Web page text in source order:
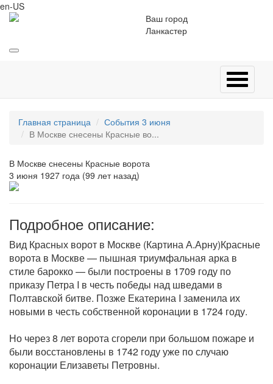
en-US
Ваш город
Ланкастер
Главная страница
События 3 июня
В Москве снесены Красные во...
В Москве снесены Красные ворота
3 июня 1927 года (99 лет назад)
Подробное описание:
Вид Красных ворот в Москве (Картина А.Арну)Красные
ворота в Москве — пышная триумфальная арка в
стиле барокко — были построены в 1709 году по
приказу Петра I в честь победы над шведами в
Полтавской битве. Позже Екатерина I заменила их
новыми в честь собственной коронации в 1724 году.
Но через 8 лет ворота сгорели при большом пожаре и
были восстановлены в 1742 году уже по случаю
коронации Елизаветы Петровны.